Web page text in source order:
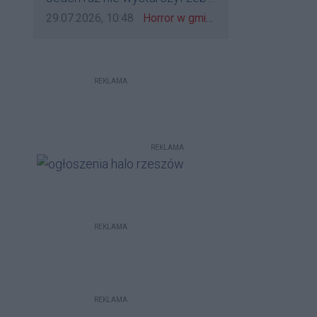
bo to zagorzali pisowcy
go zatrzymać?
Data dodania komentarza:
29.07.2026, 10:48 Źródło komentarza:
Horror w gminie Łańcut. Mieszkaniec Rzeszowa terroryzował rodzinę nożem i zaatakował policjantów! [VIDEO]
REKLAMA
REKLAMA
REKLAMA
REKLAMA